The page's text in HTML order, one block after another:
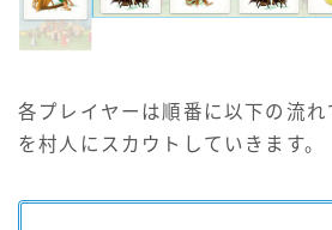
各プレイヤーは順番に以下の流れ
を村人にスカウトしていきます。